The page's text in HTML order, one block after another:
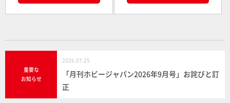
重要な
お知らせ
2026.07.25
「月刊ホビージャパン2026年9月号」お詫びと訂
正